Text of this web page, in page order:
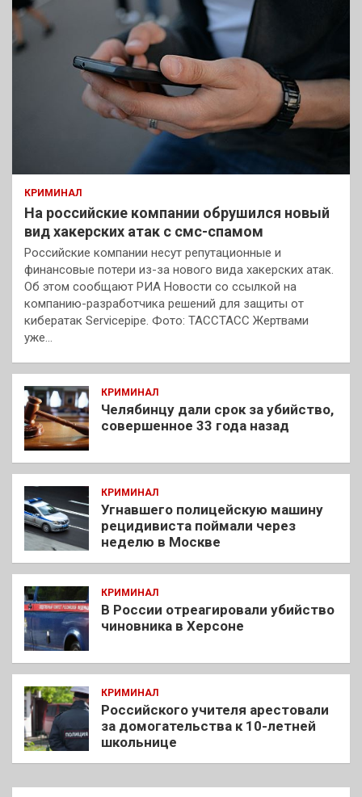
КРИМИНАЛ
На российские компании обрушился новый
вид хакерских атак с смс-спамом
Российские компании несут репутационные и
финансовые потери из-за нового вида хакерских атак.
Об этом сообщают РИА Новости со ссылкой на
компанию-разработчика решений для защиты от
кибератак Servicepipe. Фото: ТАССТАСС Жертвами
уже…
КРИМИНАЛ
Челябинцу дали срок за убийство,
совершенное 33 года назад
КРИМИНАЛ
Угнавшего полицейскую машину
рецидивиста поймали через
неделю в Москве
КРИМИНАЛ
В России отреагировали убийство
чиновника в Херсоне
КРИМИНАЛ
Российского учителя арестовали
за домогательства к 10-летней
школьнице